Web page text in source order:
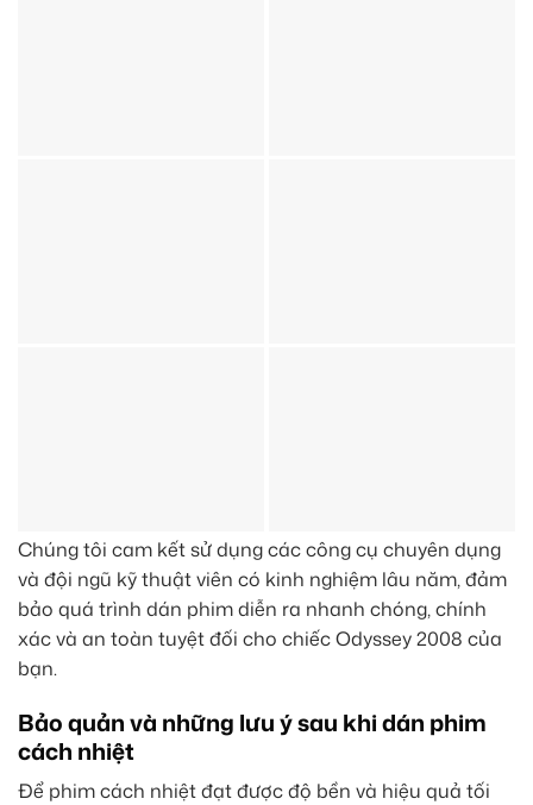
Chúng tôi cam kết sử dụng các công cụ chuyên dụng
và đội ngũ kỹ thuật viên có kinh nghiệm lâu năm, đảm
bảo quá trình dán phim diễn ra nhanh chóng, chính
xác và an toàn tuyệt đối cho chiếc Odyssey 2008 của
bạn.
Bảo quản và những lưu ý sau khi dán phim
cách nhiệt
Để phim cách nhiệt đạt được độ bền và hiệu quả tối